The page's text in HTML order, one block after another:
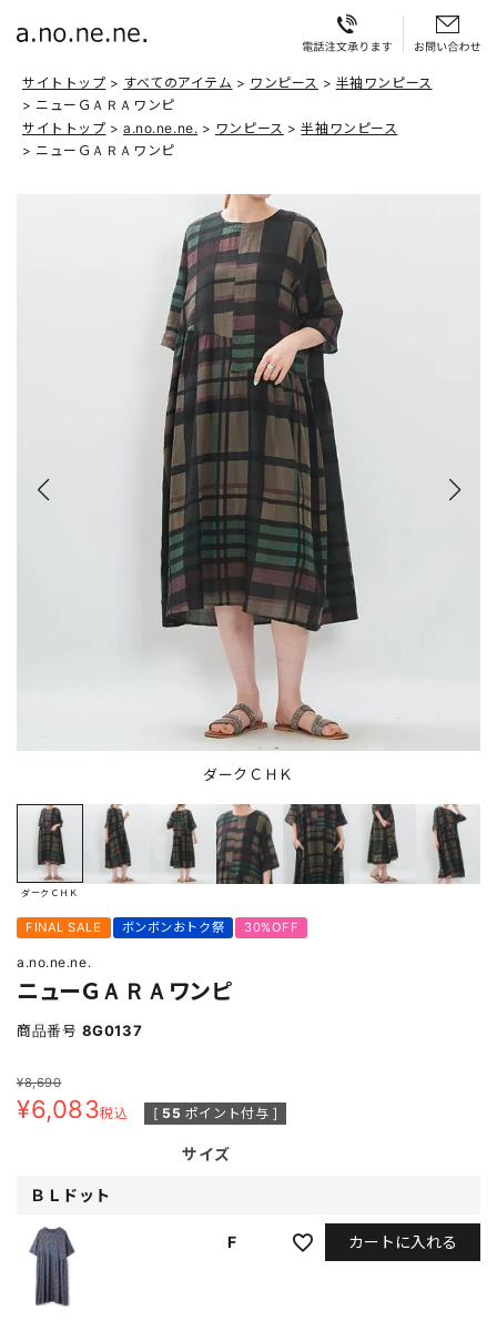
サイトトップ すべてのアイテム ワンピース
半袖ワンピース
ニューＧＡＲＡワンピ
サイトトップ
a.no.ne.ne. ワンピース
半袖ワンピース
ニューＧＡＲＡワンピ
ダークＣＨＫ
ダークＣＨＫ
FINAL SALE ボンボンおトク祭 30%OFF
a.no.ne.ne.
ニューＧＡＲＡワンピ
商品番号 8G0137
¥8,690
¥6,083税込 [ 55 ポイント付与 ]
サイズ
ＢＬドット
F カートに入れる